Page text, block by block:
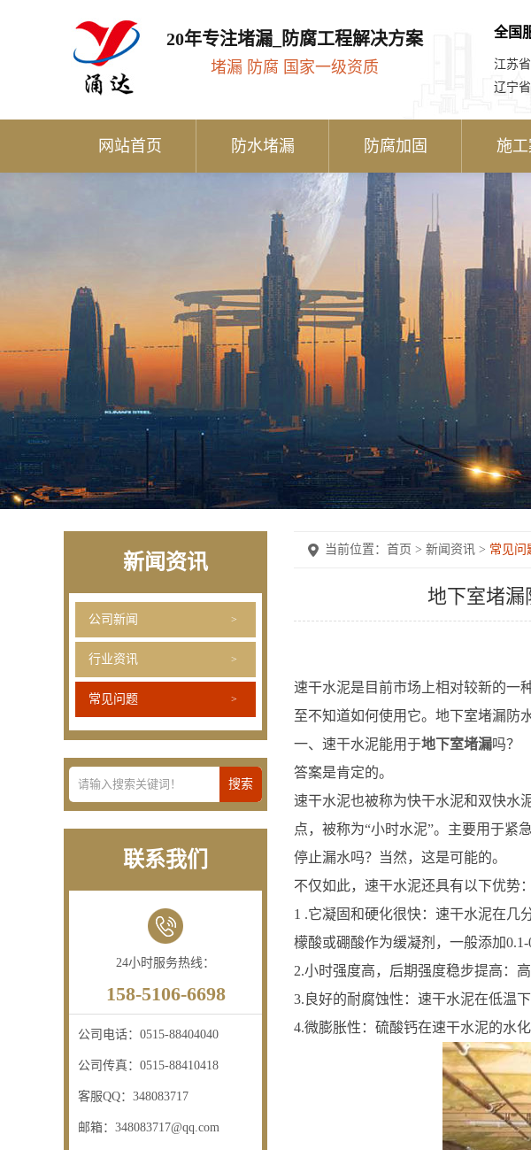
20年专注堵漏_防腐工程解决方案
堵漏 防腐 国家一级资质
全国
江苏省
辽宁省
网站首页 防水堵漏 防腐加固 施工
新闻资讯
公司新闻
行业资讯
常见问题
联系我们
24小时服务热线：
158-5106-6698
公司电话： 0515-88404040
公司传真： 0515-88410418
客服QQ： 348083717
邮箱： 348083717@qq.com
当前位置： 首页 > 新闻资讯 > 常见问
地下室堵漏
速干水泥是目前市场上相对较新的一
至不知道如何使用它。地下室堵漏防
一、速干水泥能用于地下室堵漏吗？
答案是肯定的。
速干水泥也被称为快干水泥和双快水
点，被称为“小时水泥”。主要用于紧
停止漏水吗？当然，这是可能的。
不仅如此，速干水泥还具有以下优势：
1 .它凝固和硬化很快：速干水泥在几
檬酸或硼酸作为缓凝剂，一般添加0.1-
2.小时强度高，后期强度稳步提高：
3.良好的耐腐蚀性：速干水泥在低温
4.微膨胀性：硫酸钙在速干水泥的水